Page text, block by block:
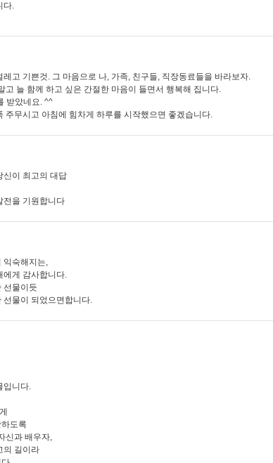
다.
고 기쁜것. 그 마음으로 나, 가족, 친구들, 직장동료들을 바라보자.
고 늘 함께 하고 싶은 간절한 마음이 들면서 행복해 집니다.
받았네요. ^^
주무시고 아침에 힘차게 하루를 시작했으면 좋겠습니다.
신이 최고의 대답
전을 기원합니다
익숙해지는,
에게 감사합니다.
선물이듯
선물이 되었으면합니다.
입니다.
도록
신과 배우자,
의 길이라